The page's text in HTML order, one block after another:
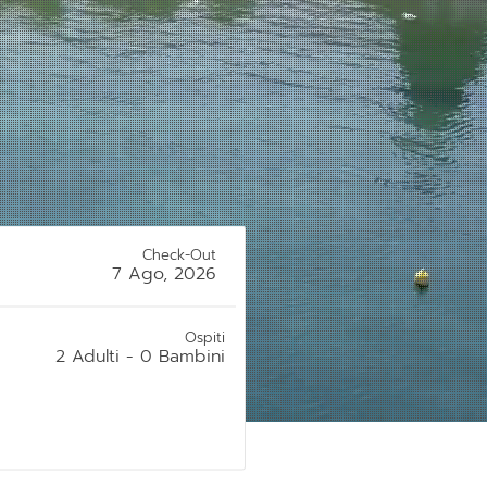
Check-Out
7 Ago, 2026
Ospiti
2 Adulti - 0 Bambini